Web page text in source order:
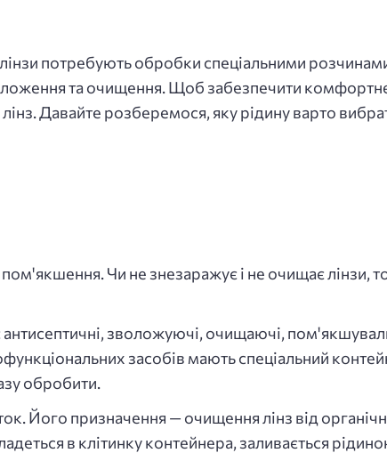
потребують обробки спеціальними
та очищення. Щоб забезпечити
Давайте розберемося, яку рідину варто
Чи не знезаражує і не очищає лінзи,
зволожуючі, очищаючі,
засобів мають спеціальний
обробити.
Його призначення — очищення лінз від
в клітинку контейнера, заливається